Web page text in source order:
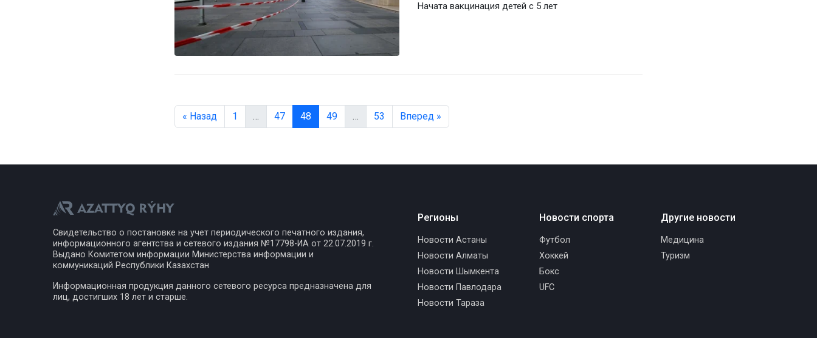
Начата вакцинация детей с 5 лет
« Назад 1 … 47 48 49 … 53 Вперед »
Свидетельство о постановке на учет периодического печатного издания,
информационного агентства и сетевого издания №17798-ИА от 22.07.2019 г.
Выдано Комитетом информации Министерства информации и
коммуникаций Республики Казахстан
Информационная продукция данного сетевого ресурса предназначена для
лиц, достигших 18 лет и старше.
Регионы
Новости Астаны
Новости Алматы
Новости Шымкента
Новости Павлодара
Новости Тараза
Новости спорта
Футбол
Хоккей
Бокс
UFC
Другие новости
Медицина
Туризм